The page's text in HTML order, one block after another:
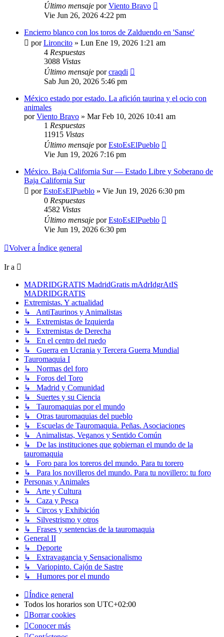
Último mensaje porViento Bravo
Vie Jun 26, 2026 4:22 pm
Encierro blanco con los toros de Zalduendo en 'Sanse'
porLironcito » Lun Ene 19, 2026 1:21 am
4 Respuestas
3088 Vistas
Último mensaje porcraqdi
Sab Jun 20, 2026 5:46 pm
México estado por estado. La afición taurina y el ocio con
animales
porViento Bravo » Mar Feb 10, 2026 10:41 am
1 Respuestas
11915 Vistas
Último mensaje porEstoEsElPueblo
Vie Jun 19, 2026 7:16 pm
México. Baja California Sur — Estado Libre y Soberano de
Baja California Sur
porEstoEsElPueblo » Vie Jun 19, 2026 6:30 pm
0 Respuestas
4582 Vistas
Último mensaje porEstoEsElPueblo
Vie Jun 19, 2026 6:30 pm
Volver a Índice general
Ir a
MADRIDGRATIS MadridGratis mAdrIdgrAtIS
MADRIDGRATIS
Extremistas. Y actualidad
↳ AntiTaurinos y Animalistas
↳ Extremistas de Izquierda
↳ Extremistas de Derecha
↳ En el centro del ruedo
↳ Guerra en Ucrania y Tercera Guerra Mundial
Tauromaquia I
↳ Normas del foro
↳ Foros del Toro
↳ Madrid y Comunidad
↳ Suertes y su Ciencia
↳ Tauromaquias por el mundo
↳ Otras tauromaquias del pueblo
↳ Escuelas de Tauromaquia. Peñas. Asociaciones
↳ Animalistas, Veganos y Sentido Común
↳ De las instituciones que gobiernan el mundo de la
tauromaquia
↳ Foro para los toreros del mundo. Para tu torero
↳ Para los novilleros del mundo. Para tu novillero: tu foro
Personas y Animales
↳ Arte y Cultura
↳ Caza y Pesca
↳ Circos y Exhibición
↳ Silvestrismo y otros
↳ Frases y sentencias de la tauromaquia
General II
↳ Deporte
↳ Extravagancia y Sensacionalismo
↳ Variopinto. Cajón de Sastre
↳ Humores por el mundo
Índice general
Todos los horarios son UTC+02:00
Borrar cookies
Conocer más